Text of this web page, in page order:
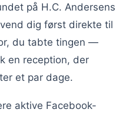
på H.C. Andersens
dig først direkte til
du tabte tingen —
en reception, der
et par dage.
aktive Facebook-